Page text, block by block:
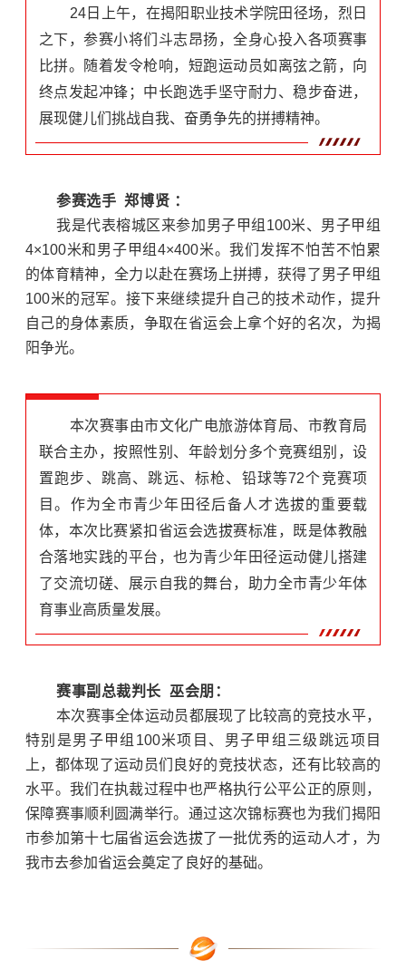
24日上午，在揭阳职业技术学院田径场，烈日
之下，参赛小将们斗志昂扬，全身心投入各项赛事
比拼。随着发令枪响，短跑运动员如离弦之箭，向
终点发起冲锋；中长跑选手坚守耐力、稳步奋进，
展现健儿们挑战自我、奋勇争先的拼搏精神。
参赛选手 郑博贤 ：
我是代表榕城区来参加男子甲组100米、男子甲组
4×100米和男子甲组4×400米。我们发挥不怕苦不怕累
的体育精神，全力以赴在赛场上拼搏，获得了男子甲组
100米的冠军。接下来继续提升自己的技术动作，提升
自己的身体素质，争取在省运会上拿个好的名次，为揭
阳争光。
本次赛事由市文化广电旅游体育局、市教育局
联合主办，按照性别、年龄划分多个竞赛组别，设
置跑步、跳高、跳远、标枪、铅球等72个竞赛项
目。作为全市青少年田径后备人才选拔的重要载
体，本次比赛紧扣省运会选拔赛标准，既是体教融
合落地实践的平台，也为青少年田径运动健儿搭建
了交流切磋、展示自我的舞台，助力全市青少年体
育事业高质量发展。
赛事副总裁判长 巫会朋：
本次赛事全体运动员都展现了比较高的竞技水平，
特别是男子甲组100米项目、男子甲组三级跳远项目
上，都体现了运动员们良好的竞技状态，还有比较高的
水平。我们在执裁过程中也严格执行公平公正的原则，
保障赛事顺利圆满举行。通过这次锦标赛也为我们揭阳
市参加第十七届省运会选拔了一批优秀的运动人才，为
我市去参加省运会奠定了良好的基础。